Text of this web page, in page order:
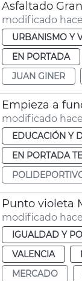
Asfaltado
modificado
URBANISMO Y
EN PORTADA
JUAN GINER
Empieza a
modificado
EDUCACIÓN Y
EN PORTADA
Punto violeta
modificado hace
IGUALDAD Y
VALENCIA
MERCADO